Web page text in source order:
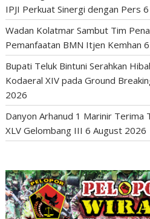
IPJI Perkuat Sinergi dengan Pers
Wadan Kolatmar Sambut Tim
Pemanfaatan BMN Itjen Kemhan
Bupati Teluk Bintuni Serahkan
Kodaeral XIV pada Ground
2026
Danyon Arhanud 1 Marinir Terima
XLV Gelombang III 6 August 2026